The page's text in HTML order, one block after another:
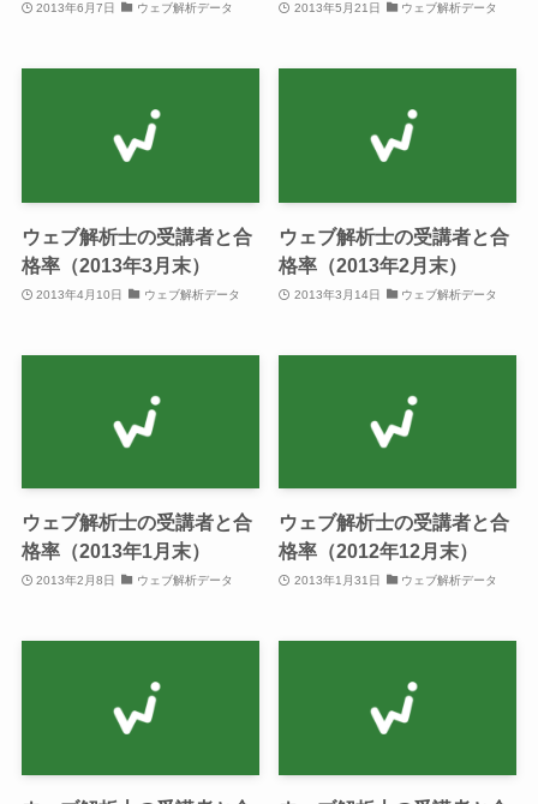
2013年6月7日 ウェブ解析データ 2013年5月21日 ウェブ解析データ
ウェブ解析士の受講者と合
格率（2013年3月末）
2013年4月10日 ウェブ解析データ
ウェブ解析士の受講者と合
格率（2013年2月末）
2013年3月14日 ウェブ解析データ
ウェブ解析士の受講者と合
格率（2013年1月末）
2013年2月8日 ウェブ解析データ
ウェブ解析士の受講者と合
格率（2012年12月末）
2013年1月31日 ウェブ解析データ